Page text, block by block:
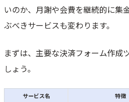
いのか、月謝や会費を継続的に集
ぶべきサービスも変わります。
まずは、主要な決済フォーム作成
しょう。
サービス名 特徴